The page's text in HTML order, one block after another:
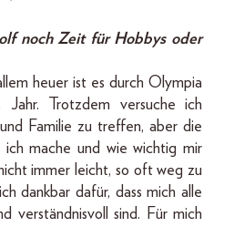
noch Zeit für Hobbys oder
heuer ist es durch Olympia
Jahr. Trotzdem versuche ich
Familie zu treffen, aber die
ich mache und wie wichtig mir
immer leicht, so oft weg zu
dankbar dafür, dass mich alle
verständnisvoll sind. Für mich